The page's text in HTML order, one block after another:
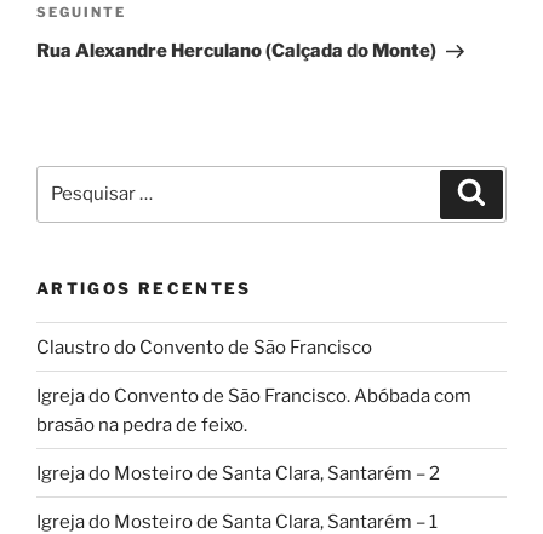
Conteúdo
seguinte
SEGUINTE
Rua Alexandre Herculano (Calçada do Monte)
por:
ARTIGOS RECENTES
Claustro do Convento de São Francisco
Igreja do Convento de São Francisco. Abóbada com
brasão na pedra de feixo.
Igreja do Mosteiro de Santa Clara, Santarém – 2
Igreja do Mosteiro de Santa Clara, Santarém – 1